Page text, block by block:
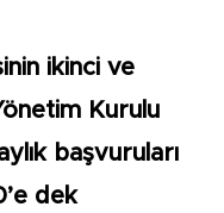
ikinci ve
Kurulu
başvuruları
dek